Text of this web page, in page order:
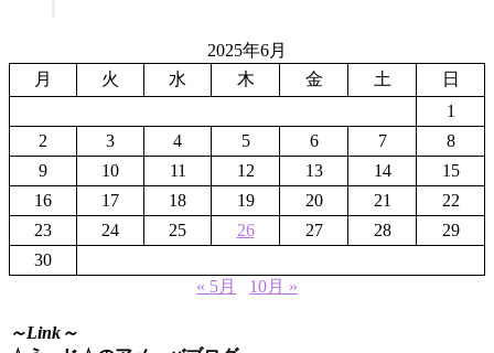
2025年6月
月
火 水 木 金 土
日
1
2
3 4 5 6 7
8
9
10 11 12 13 14
15
16
17 18 19 20 21
22
23
24 25 26 27 28
29
30
« 5月
10月 »
～Link～